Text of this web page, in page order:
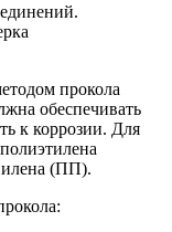
прокола
обеспечивать
к коррозии. Для
(ПП).